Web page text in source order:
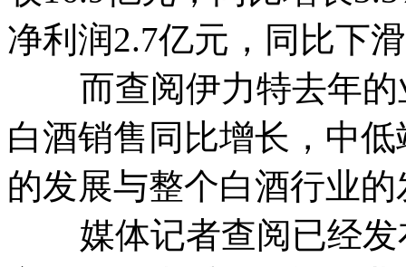
净利润2.7亿元，同比下
而查阅伊力特去年的
白酒销售同比增长，中
的发展与整个白酒行业
媒体记者查阅已经发